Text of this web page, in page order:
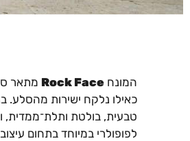
המונחRock Face מתאר
כאילו נלקח ישירות מהסלע.
טבעית, בולטת ותלת־ממדית,
לפופולרי במיוחד בתחום